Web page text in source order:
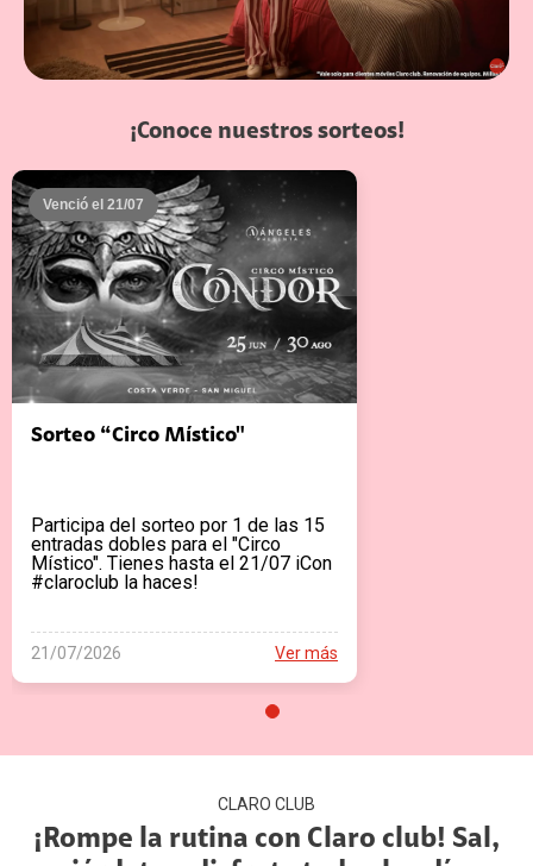
¡Conoce nuestros sorteos!
Venció el 21/07
Sorteo “Circo Místico"
Participa del sorteo por 1 de las 15
entradas dobles para el "Circo
Místico". Tienes hasta el 21/07 iCon
#claroclub la haces!
21/07/2026 Ver más
CLARO CLUB
¡Rompe la rutina con Claro club! Sal,